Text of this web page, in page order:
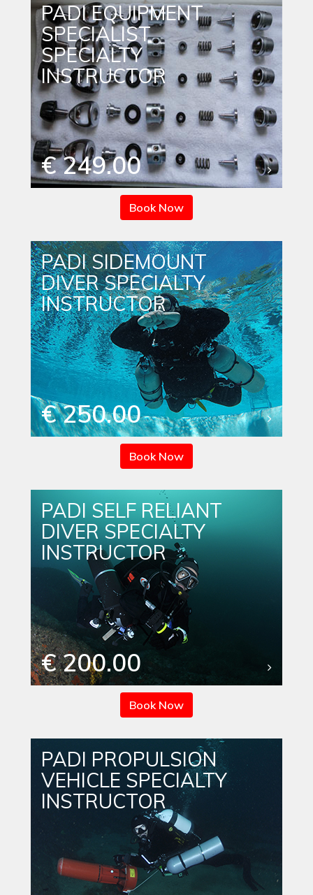
PADI EQUIPMENT
SPECIALIST
SPECIALTY
INSTRUCTOR
€ 249.00
Book Now
PADI SIDEMOUNT
DIVER SPECIALTY
INSTRUCTOR
€ 250.00
Book Now
PADI SELF RELIANT
DIVER SPECIALTY
INSTRUCTOR
€ 200.00
Book Now
PADI PROPULSION
VEHICLE SPECIALTY
INSTRUCTOR